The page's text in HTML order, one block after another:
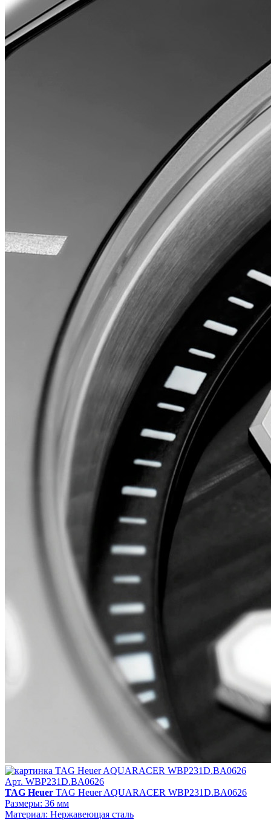
Арт. WBP231D.BA0626
TAG Heuer TAG Heuer AQUARACER WBP231D.BA0626
Размеры: 36 мм
Материал: Нержавеющая сталь